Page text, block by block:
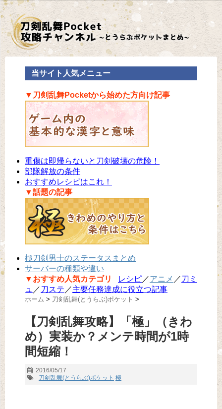
当サイト人気メニュー
▼刀剣乱舞Pocketから始めた方向け記事
重傷は即帰らないと刀剣破壊の危険！
部隊解放の条件
おすすめレシピはこれ！
▼話題の記事
極刀剣男士のステータスまとめ
サーバーの種類や違い
▼おすすめ人気カテゴリ
レシピ／アニメ ／ 刀ミ
ュ ／ 刀ステ ／主要任務達成に役立つ記事
ホーム > 刀剣乱舞(とうらぶ)ポケット >
【刀剣乱舞攻略】「極」（きわ
め）実装か？メンテ時間が1時
間短縮！
2016/05/17
- 刀剣乱舞(とうらぶ)ポケット 極